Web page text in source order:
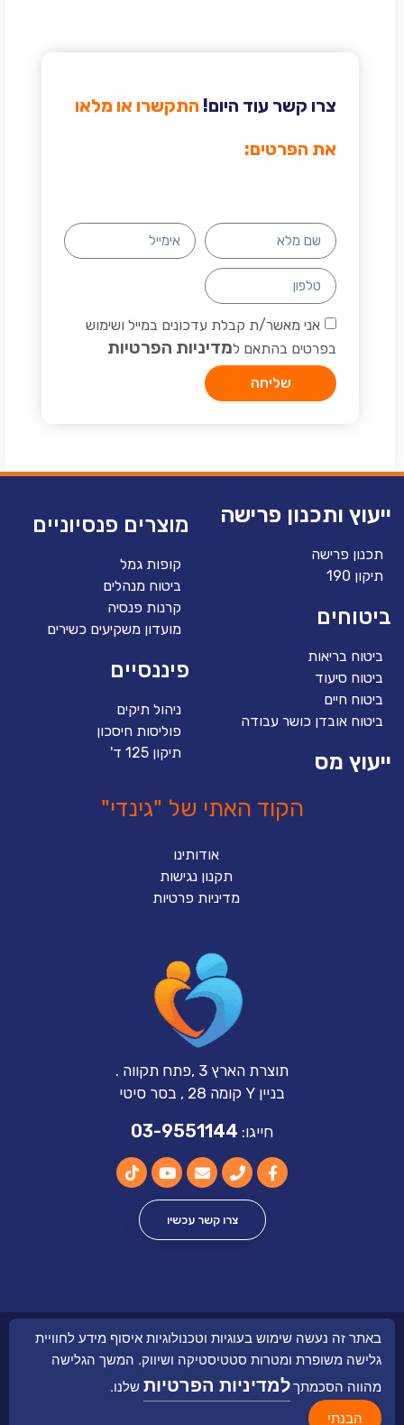
צרו קשר עוד היום! התקשרו או מלאו
את הפרטים:
אני מאשר/ת קבלת עדכונים במייל ושימוש
בפרטים בהתאם למדיניות הפרטיות
שליחה
ייעוץ ותכנון פרישה
תכנון פרישה
תיקון 190
ביטוחים
ביטוח בריאות
ביטוח סיעוד
ביטוח חיים
ביטוח אובדן כושר עבודה
ייעוץ מס
מוצרים פנסיוניים
קופות גמל
ביטוח מנהלים
קרנות פנסיה
מועדון משקיעים כשירים
פיננסיים
ניהול תיקים
פוליסות חיסכון
תיקון 125 ד'
הקוד האתי של "גינדי"
אודותינו
תקנון נגישות
מדיניות פרטיות
תוצרת הארץ 3 ,פתח תקווה .
בניין Y קומה 28 , בסר סיטי
חייגו: 03-9551144
צרו קשר עכשיו
Ⓒ 2025 כל הזכויות שומרות לגינדי – מבית גינדי בע״מ – ח.פ
Build & designed with ♥ by studio81 |
באתר זה נעשה שימוש בעוגיות וטכנולוגיות איסוף מידע לחוויית
גלישה משופרת ומטרות סטטיסטיקה ושיווק. המשך הגלישה
מהווה הסכמתךלמדיניות הפרטיות שלנו.
הבנתי